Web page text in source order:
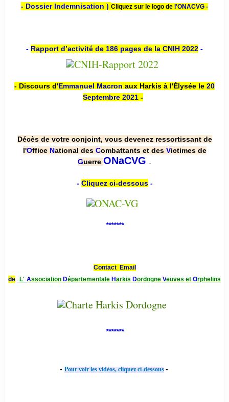
- Dossier Indemnisation ) Cliquez sur le logo de l'ONACVG -
- Rapport d’activité de 186 pages de la CNIH 2022 -
- Discours d'Emmanuel Macron aux Harkis à l'Élysée le 20
Septembre 2021 -
Décès de votre conjoint, vous devenez ressortissant de
l'Office National des Combattants et des Victimes de
Guerre ONaCVG .
- Cliquez ci-dessous-
*******
Contact Email
de
L' Association Départementale Harkis Dordogne Veuves et Orphelins
*******
- Pour voir les vidéos, cliquez ci-dessous -